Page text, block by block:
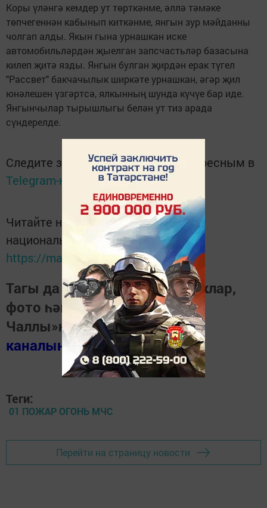
Коры үләнгә кемдер ут төрткәнме, әллә тәмәке
төпчегеннән кабынып киткәнме, янгын зур мәйданны
чолгап алды. Якын гына урнашкан иске
автомобильләрдән җыелган запсчастьләр базасына
килеп җитә язды. Янгын булган җирдән ерак түгел
"Рассвет" бакчачылык ширкәте урнашкан, әгәр җил
юнәлешен үзгәртсә, ялкынның шунда күчүе бар иде.
Янгынчылар тырышлыгы белән ут тиз арада
сүндерелде.
Следите за самым важным и интересным в
Telegram-канале
Татмедиа
Читайте новости Татарстана в
национальном мессенджере MАХ:
https://max.ru/tatmedia
Тагы да кызыклырак яңалыклар,
фото һәм видеолар «Шәһри
Чаллы»ныңMAX
каналында(язылыгыз).
Теги:
01 ПОЖАР ОГОНЬ МЧС
Перейти на страницу новости